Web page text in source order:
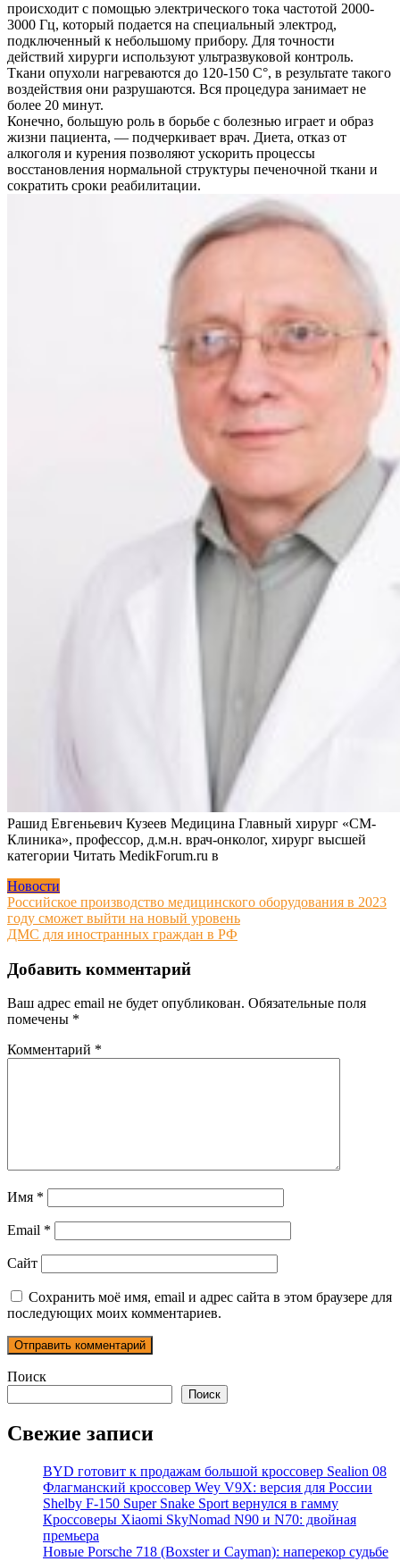
происходит с помощью электрического тока частотой 2000-
3000 Гц, который подается на специальный электрод,
подключенный к небольшому прибору. Для точности
действий хирурги используют ультразвуковой контроль.
Ткани опухоли нагреваются до 120-150 C°, в результате такого
воздействия они разрушаются. Вся процедура занимает не
более 20 минут.
Конечно, большую роль в борьбе с болезнью играет и образ
жизни пациента, — подчеркивает врач. Диета, отказ от
алкоголя и курения позволяют ускорить процессы
восстановления нормальной структуры печеночной ткани и
сократить сроки реабилитации.
Рашид Евгеньевич Кузеев Медицина Главный хирург «СМ-
Клиника», профессор, д.м.н. врач-онколог, хирург высшей
категории Читать MedikForum.ru в
Новости
Навигация
по
Российское производство медицинского оборудования в 2023
году сможет выйти на новый уровень
ДМС для иностранных граждан в РФ
Добавить комментарий
Ваш адрес email не будет опубликован. Обязательные поля
помечены *
Комментарий *
Имя *
Email *
Сайт
Сохранить моё имя, email и адрес сайта в этом браузере для
последующих моих комментариев.
Поиск
Поиск
Свежие записи
BYD готовит к продажам большой кроссовер Sealion 08
Флагманский кроссовер Wey V9X: версия для России
Shelby F-150 Super Snake Sport вернулся в гамму
Кроссоверы Xiaomi SkyNomad N90 и N70: двойная
премьера
Новые Porsche 718 (Boxster и Cayman): наперекор судьбе